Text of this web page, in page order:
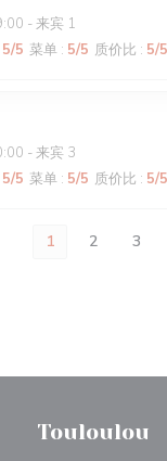
- 来宾 1
5/5 菜单 : 5/5 质价比 : 5/5
- 来宾 3
5/5 菜单 : 5/5 质价比 : 5/5
1 2 3
Touloulou